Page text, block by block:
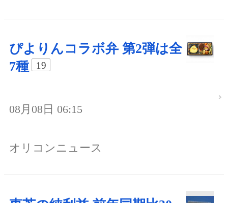
ぴよりんコラボ弁 第2弾は全
7種
19
08月08日 06:15
オリコンニュース